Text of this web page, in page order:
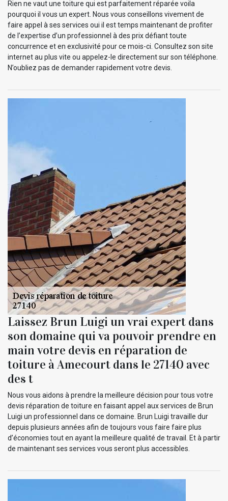
Rien ne vaut une toiture qui est parfaitement réparée voila
pourquoi il vous un expert. Nous vous conseillons vivement de
faire appel à ses services oui il est temps maintenant de profiter
de l’expertise d’un professionnel à des prix défiant toute
concurrence et en exclusivité pour ce mois-ci. Consultez son site
internet au plus vite ou appelez-le directement sur son téléphone.
N’oubliez pas de demander rapidement votre devis.
Laissez Brun Luigi un vrai expert dans
son domaine qui va pouvoir prendre en
main votre devis en réparation de
toiture à Amecourt dans le 27140 avec
des t
Nous vous aidons à prendre la meilleure décision pour tous votre
devis réparation de toiture en faisant appel aux services de Brun
Luigi un professionnel dans ce domaine. Brun Luigi travaille dur
depuis plusieurs années afin de toujours vous faire faire plus
d’économies tout en ayant la meilleure qualité de travail. Et à partir
de maintenant ses services vous seront plus accessibles.